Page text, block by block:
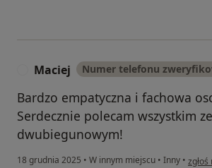
Maciej Numer telefonu
Bardzo empatyczna i fachowa
Serdecznie polecam wszystkim
dwubiegunowym!
18 grudnia 2025 • W innym miejscu • Inny • w